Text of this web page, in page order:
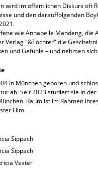
wird im öffentlichen Diskurs oft
und den darauffolgenden
wie Annabelle Mandeng, die
Verlag "&Töchter" die
und Gefühle – und nehmen
in München geboren und
ab. Seit 2023 studiert sie in
Raum ist im Rahmen
Film.
Sippach
Sippach
Vester